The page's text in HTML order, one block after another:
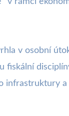
v osobní
fiskální